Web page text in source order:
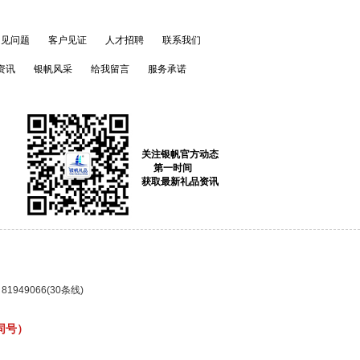
问题 客户见证 人才招聘 联系我们
讯 银帆风采 给我留言 服务承诺
关注银帆官方动态
第一时间
获取最新礼品资讯
81949066(30条线)
）